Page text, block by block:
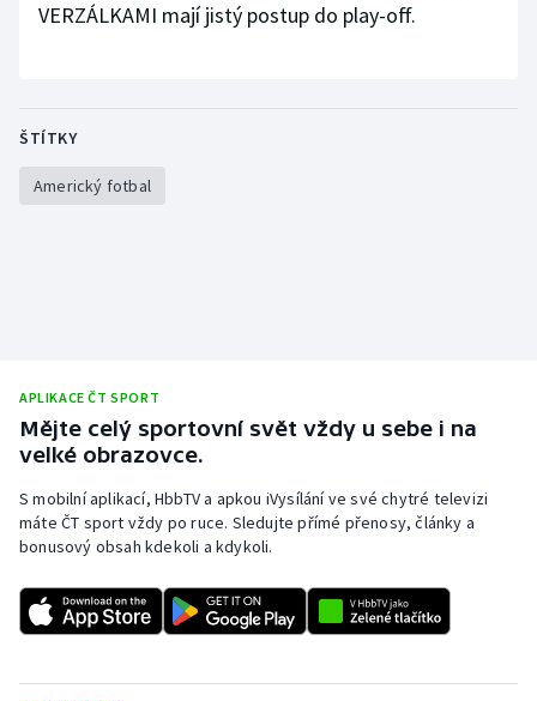
VERZÁLKAMI mají jistý postup do play-off.
ŠTÍTKY
Americký fotbal
APLIKACE ČT SPORT
Mějte celý sportovní svět vždy u sebe i na
velké obrazovce.
S mobilní aplikací, HbbTV a apkou iVysílání ve své chytré televizi
máte ČT sport vždy po ruce. Sledujte přímé přenosy, články a
bonusový obsah kdekoli a kdykoli.